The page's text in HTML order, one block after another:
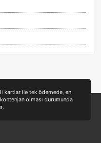
kartlar ile tek ödemede, en
olması durumunda